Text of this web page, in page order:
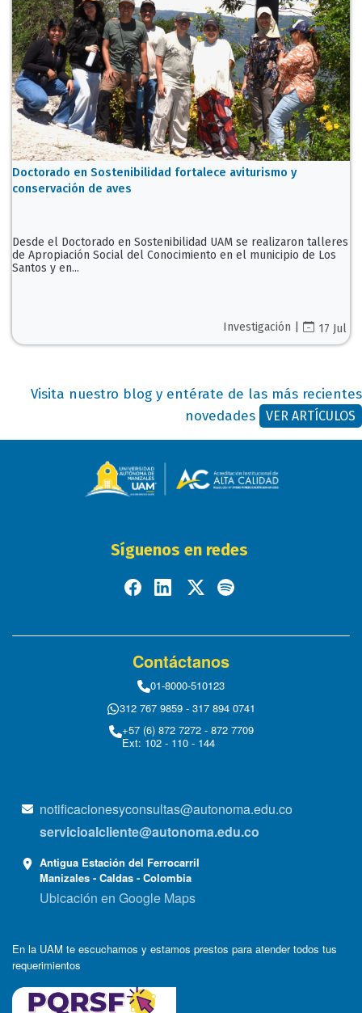
Doctorado en Sostenibilidad fortalece aviturismo y
conservación de aves
Desde el Doctorado en Sostenibilidad UAM se realizaron talleres
de Apropiación Social del Conocimiento en el municipio de Los
Santos y en...
Investigación | 17 Jul
Visita nuestro blog y entérate de las más recientes
novedades
VER ARTÍCULOS
Síguenos en redes
Contáctanos
01-8000-510123
312 767 9859 - 317 894 0741
+57 (6) 872 7272 - 872 7709
Ext: 102 - 110 - 144
notificacionesyconsultas@autonoma.edu.co
servicioalcliente@autonoma.edu.co
Antigua Estación del Ferrocarril
Manizales - Caldas - Colombia
Ubicación en Google Maps
En la UAM te escuchamos y estamos prestos para atender todos tus
requerimientos